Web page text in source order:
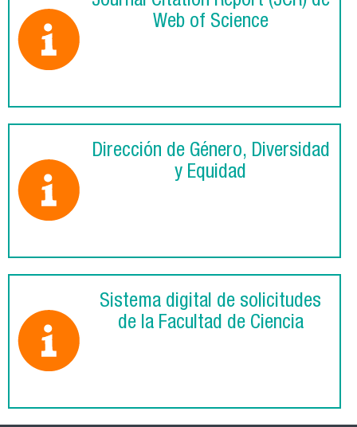
Web of Science
Dirección de Género, Diversidad
y Equidad
Sistema digital de solicitudes
de la Facultad de Ciencia